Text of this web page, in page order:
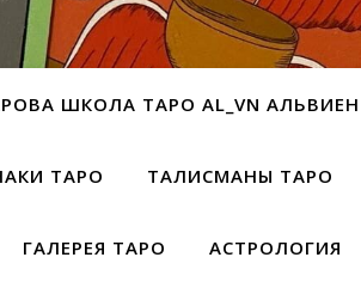
ШКОЛА ТАРО AL_VN АЛЬВИЕН
ТАРО ТАЛИСМАНЫ ТАРО
ГАЛЕРЕЯ ТАРО АСТРОЛОГИЯ